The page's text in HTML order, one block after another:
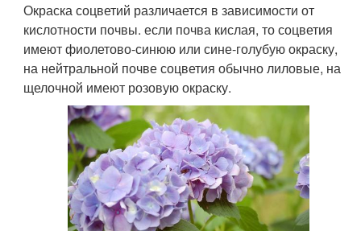
Окраска соцветий различается в зависимости от
кислотности почвы. если почва кислая, то соцветия
имеют фиолетово-синюю или сине-голубую окраску,
на нейтральной почве соцветия обычно лиловые, на
щелочной имеют розовую окраску.